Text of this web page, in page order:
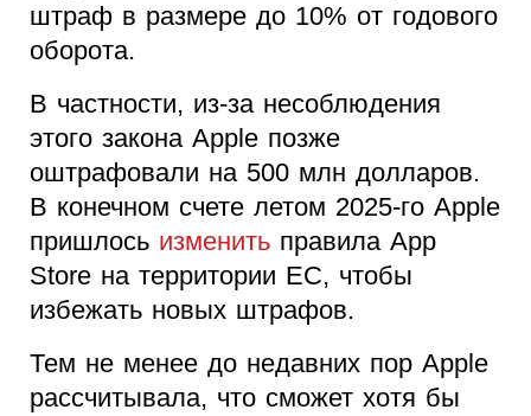
штраф в размере до 10% от годового
оборота.
В частности, из-за несоблюдения
этого закона Apple позже
оштрафовали на 500 млн долларов.
В конечном счете летом 2025-го Apple
пришлось изменить правила App
Store на территории ЕС, чтобы
избежать новых штрафов.
Тем не менее до недавних пор Apple
рассчитывала, что сможет хотя бы